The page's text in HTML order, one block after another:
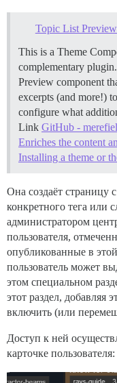
Topic List
This is a Theme
complementary plugin.
Preview component
excerpts (and more!)
configure what
Link GitHub -
Enriches the content
Installing a theme or
Она создаёт страницу
конкретного тега или
администратором
пользователя,
опубликованные в
пользователь может
этом специальном
этот раздел, добавляя
включить (или
Доступ к ней
карточке пользователя: